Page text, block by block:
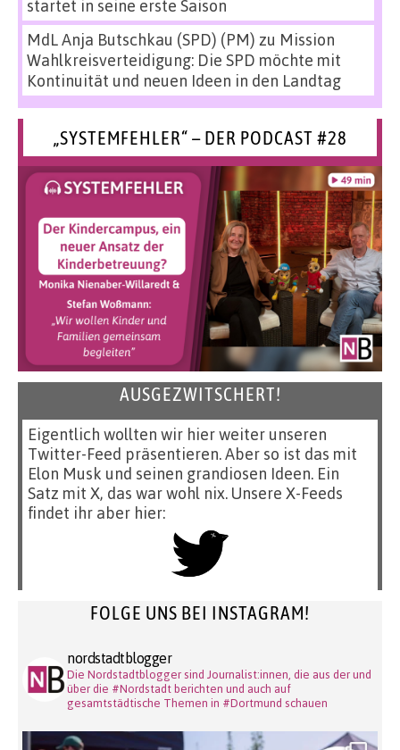
startet in seine erste Saison
MdL Anja Butschkau (SPD) (PM) zu Mission
Wahlkreisverteidigung: Die SPD möchte mit
Kontinuität und neuen Ideen in den Landtag
„SYSTEMFEHLER“ – DER PODCAST #28
AUSGEZWITSCHERT!
Eigentlich wollten wir hier weiter unseren
Twitter-Feed präsentieren. Aber so ist das mit
Elon Musk und seinen grandiosen Ideen. Ein
Satz mit X, das war wohl nix. Unsere X-Feeds
findet ihr aber hier:
FOLGE UNS BEI INSTAGRAM!
nordstadtblogger
Die Nordstadtblogger sind Journalist:innen, die aus der und
über die #Nordstadt berichten und auch auf
gesamtstädtische Themen in #Dortmund schauen